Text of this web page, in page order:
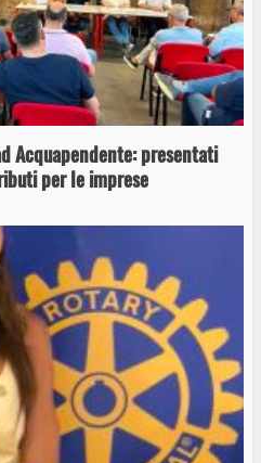
Acquapendente: presentati
per le imprese